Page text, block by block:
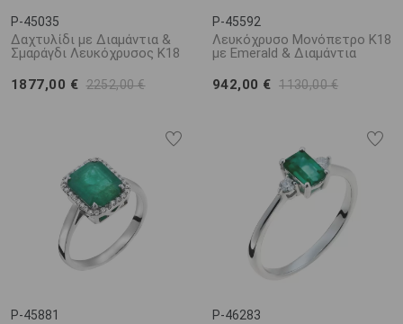
P-45035
Δαχτυλίδι με Διαμάντια &
Σμαράγδι Λευκόχρυσος Κ18
1877,00 € 2252,00 €
P-45592
Λευκόχρυσο Μονόπετρο Κ18
με Emerald & Διαμάντια
942,00 € 1130,00 €
P-45881 P-46283